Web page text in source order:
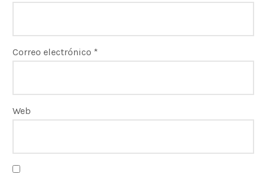
Correo electrónico *
Web